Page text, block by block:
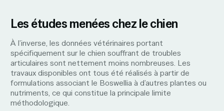
Les études menées chez le chien
À l’inverse, les données vétérinaires portant
spécifiquement sur le chien souffrant de troubles
articulaires sont nettement moins nombreuses. Les
travaux disponibles ont tous été réalisés à partir de
formulations associant le Boswellia à d’autres plantes ou
nutriments, ce qui constitue la principale limite
méthodologique.